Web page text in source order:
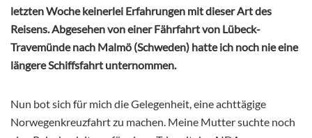
letzten Woche keinerlei Erfahrungen mit dieser Art des
Reisens. Abgesehen von einer Fährfahrt von Lübeck-
Travemünde nach Malmö (Schweden) hatte ich noch nie eine
längere Schiffsfahrt unternommen.
Nun bot sich für mich die Gelegenheit, eine achttägige
Norwegenkreuzfahrt zu machen. Meine Mutter suchte noch